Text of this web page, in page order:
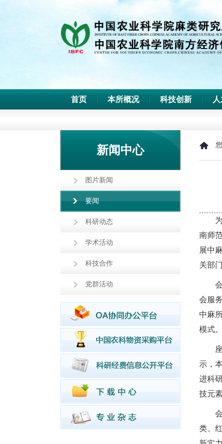
首页 本所概况 科技创新
新闻中心
图片新闻
要闻
科研动态
学术活动
科技合作
党群活动
南师
展中
关部
会服
中麻
模式
示，
进科
技元
类、